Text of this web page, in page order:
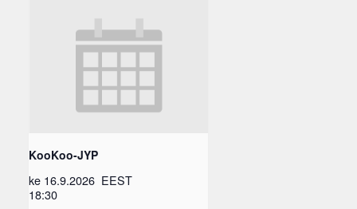
KooKoo-JYP
ke 16.9.2026
18:30
EEST